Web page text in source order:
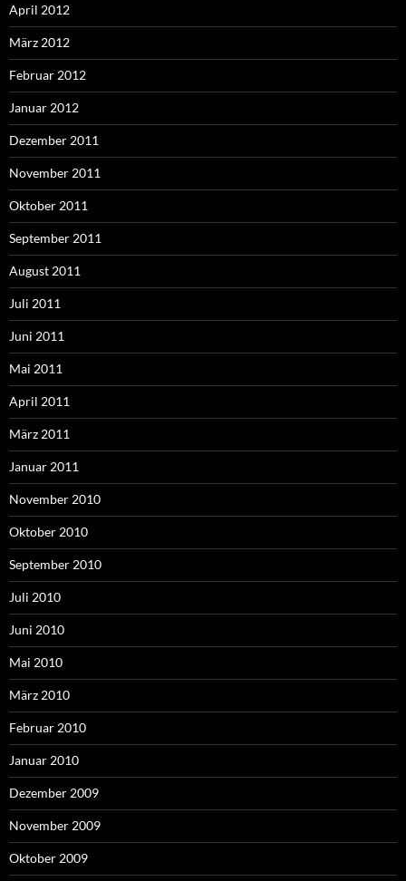
April 2012
März 2012
Februar 2012
Januar 2012
Dezember 2011
November 2011
Oktober 2011
September 2011
August 2011
Juli 2011
Juni 2011
Mai 2011
April 2011
März 2011
Januar 2011
November 2010
Oktober 2010
September 2010
Juli 2010
Juni 2010
Mai 2010
März 2010
Februar 2010
Januar 2010
Dezember 2009
November 2009
Oktober 2009